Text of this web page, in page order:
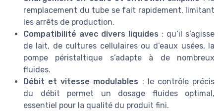
remplacement du tube se fait rapidement, limitant
les arrêts de production.
Compatibilité avec divers liquides : qu’il s’agisse
de lait, de cultures cellulaires ou d’eaux usées, la
pompe péristaltique s’adapte à de nombreux
fluides.
Débit et vitesse modulables : le contrôle précis
du débit permet un dosage fluides optimal,
essentiel pour la qualité du produit fini.